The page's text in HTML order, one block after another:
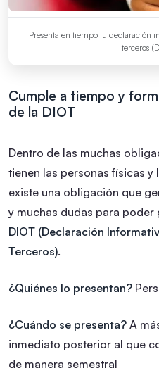
Presenta en tiempo tu declaración
terceros
Cumple a tiempo y
de la DIOT
Dentro de las muchas
tienen las personas físicas y
existe una obligación que
y muchas dudas para poder
DIOT (Declaración
Terceros).
¿Quiénes lo presentan?
¿Cuándo se presenta? A
inmediato posterior al que
de manera semestral